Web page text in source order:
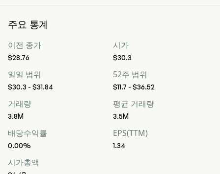
주요 통계
이전 종가
$28.76
시가
$30.3
일일 범위
$30.3 - $31.84
52주 범위
$11.7 - $36.52
거래량
3.8M
평균 거래량
3.5M
배당수익률
0.00%
EPS(TTM)
1.34
시가총액